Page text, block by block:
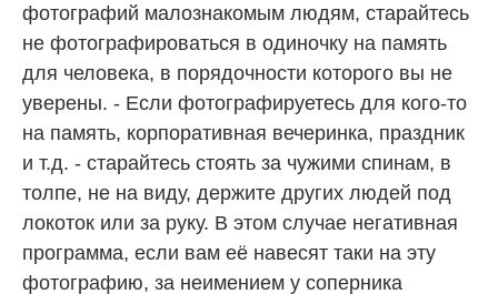
фотографий малознакомым людям, старайтесь
не фотографироваться в одиночку на память
для человека, в порядочности которого вы не
уверены. - Если фотографируетесь для кого-то
на память, корпоративная вечеринка, праздник
и т.д. - старайтесь стоять за чужими спинам, в
толпе, не на виду, держите других людей под
локоток или за руку. В этом случае негативная
программа, если вам её навесят таки на эту
фотографию, за неимением у соперника